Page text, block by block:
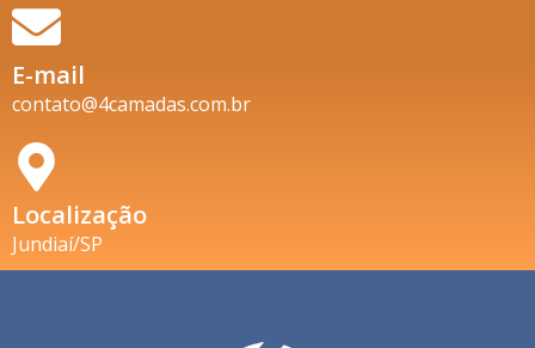
E-mail
contato@4camadas.com.br
Localização
Jundiaí/SP